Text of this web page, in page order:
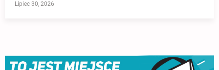
Lipiec 30, 2026